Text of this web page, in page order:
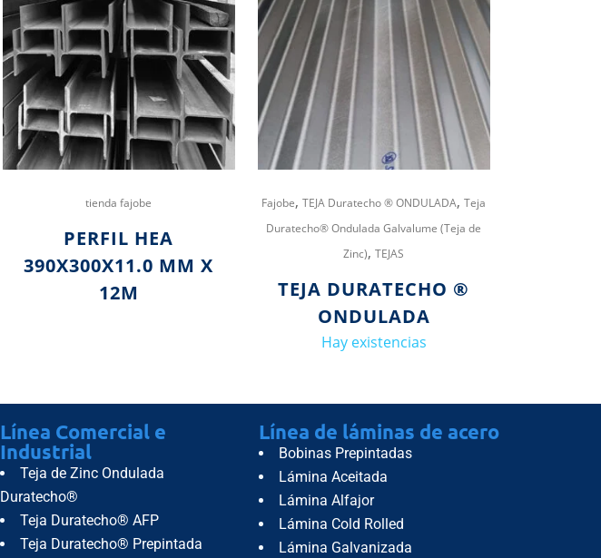
tienda fajobe
PERFIL HEA
390X300X11.0 MM X
12M
Fajobe,TEJA Duratecho ® ONDULADA,Teja
Duratecho® Ondulada Galvalume (Teja de
Zinc),TEJAS
TEJA DURATECHO ®
ONDULADA
Hay existencias
Línea Comercial e
Industrial
Teja de Zinc Ondulada
Duratecho®
Teja Duratecho® AFP
Teja Duratecho® Prepintada
Línea de láminas de acero
Bobinas Prepintadas
Lámina Aceitada
Lámina Alfajor
Lámina Cold Rolled
Lámina Galvanizada